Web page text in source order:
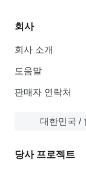
회사
회사 소개
도움말
판매자 연락처
대한민국 /
당사 프로젝트